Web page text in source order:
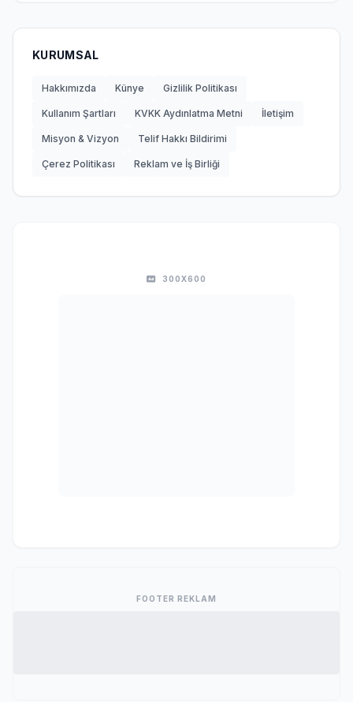
KURUMSAL
Hakkımızda Künye Gizlilik Politikası
Kullanım Şartları KVKK Aydınlatma Metni İletişim
Misyon & Vizyon Telif Hakkı Bildirimi
Çerez Politikası Reklam ve İş Birliği
300X600
FOOTER REKLAM